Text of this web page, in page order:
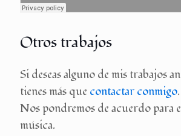
Otros trabajos
Si deseas alguno de mis trabajos
tienes más que contactar conmigo.
Nos pondremos de acuerdo para
música.